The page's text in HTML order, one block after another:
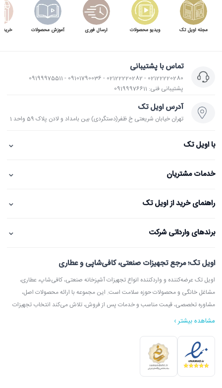
مجله اویل تک ویدیو محصولات ارسال فوری آموزش محصولات خرید
تماس با پشتیبانی
02122220280 - 02122220282 - 09101790036 - 09199975511
پشتیبانی فنی: 09199976611
آدرس اویل تک
تهران خیابان شریعتی خ ظفر(دستگردی) بین بامداد و لادن پلاک 59 واحد 1
با اویل تک ⌄
خدمات مشتریان ⌄
راهنمای خرید از اویل تک ⌄
برندهای وارداتی شرکت ⌄
اویل تک؛ مرجع تجهیزات صنعتی، کافی‌شاپی و عطاری
اویل تک عرضه‌کننده و واردکننده انواع تجهیزات آشپزخانه صنعتی، کافی‌شاپ، عطاری،
مشاغل خانگی و محصولات حوزه سلامت است. این مجموعه با ارائه محصولات اصل،
مشاوره تخصصی، قیمت مناسب و خدمات پس از فروش، تلاش می‌کند انتخاب تجهیزات
در اویل تک می‌توانید انواع دستگاه آسیاب عطاری، آسیاب قهوه، دستگاه روغن‌گیری،
ارده‌گیری و کره‌گیری، دستگاه بخور، بویلر آب جوش، اسپرسوساز، گریل، سرخ‌کن، خمیرگیر،
مشاهده بیشتر ›